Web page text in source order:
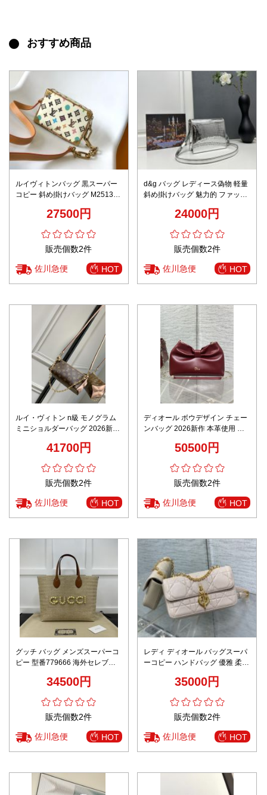
おすすめ商品
ルイヴィトンバッグ 黒スーパー
コピー 斜め掛けバッグ M25132
27500円
販売個数2件
佐川急便 HOT
d&g バッグ レディース偽物 軽量
斜め掛けバッグ 魅力的 ファッシ
24000円
販売個数2件
佐川急便 HOT
ルイ・ヴィトン n級 モノグラム
ミニショルダーバッグ 2026新作
テール 安心サイト
41700円
販売個数2件
佐川急便 HOT
ディオール ボウデザイン チェー
ンバッグ 2026新作 本革使用 高
製 上質感 安心取引 発送保証 格
50500円
販売個数2件
佐川急便 HOT
グッチ バッグ メンズスーパーコ
ピー 型番779666 海外セレブが
34500円
販売個数2件
佐川急便 HOT
レディ ディオール バッグスーパ
ーコピー ハンドバッグ 優雅 柔ら
ファッション ピンク
35000円
販売個数2件
佐川急便 HOT